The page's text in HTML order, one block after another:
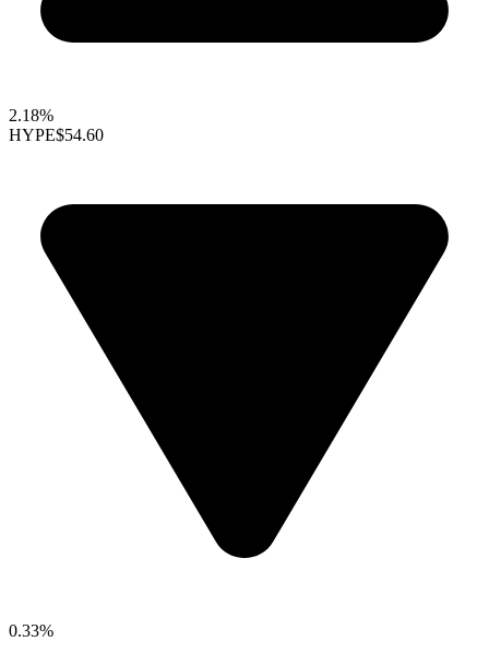
2.18%
HYPE$54.60
0.33%